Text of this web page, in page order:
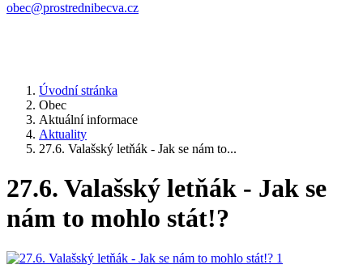
obec@prostrednibecva.cz
Úvodní stránka
Obec
Aktuální informace
Aktuality
27.6. Valašský letňák - Jak se nám to...
27.6. Valašský letňák - Jak se
nám to mohlo stát!?